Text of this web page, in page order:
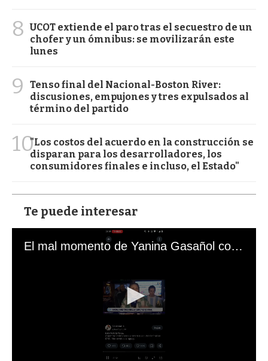
8 UCOT extiende el paro tras el secuestro de un
chofer y un ómnibus: se movilizarán este
lunes
9
Tenso final del Nacional-Boston River:
discusiones, empujones y tres expulsados al
término del partido
10"Los costos del acuerdo en la construcción se
disparan para los desarrolladores, los
consumidores finales e incluso, el Estado"
Te puede interesar
El mal momento de Yanina Gasañol con un hincha argentino en "Subrayado"